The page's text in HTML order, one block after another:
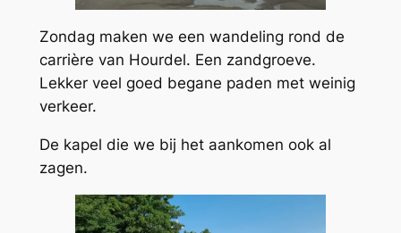
Zondag maken we een wandeling rond de
carrière van Hourdel. Een zandgroeve.
Lekker veel goed begane paden met weinig
verkeer.
De kapel die we bij het aankomen ook al
zagen.